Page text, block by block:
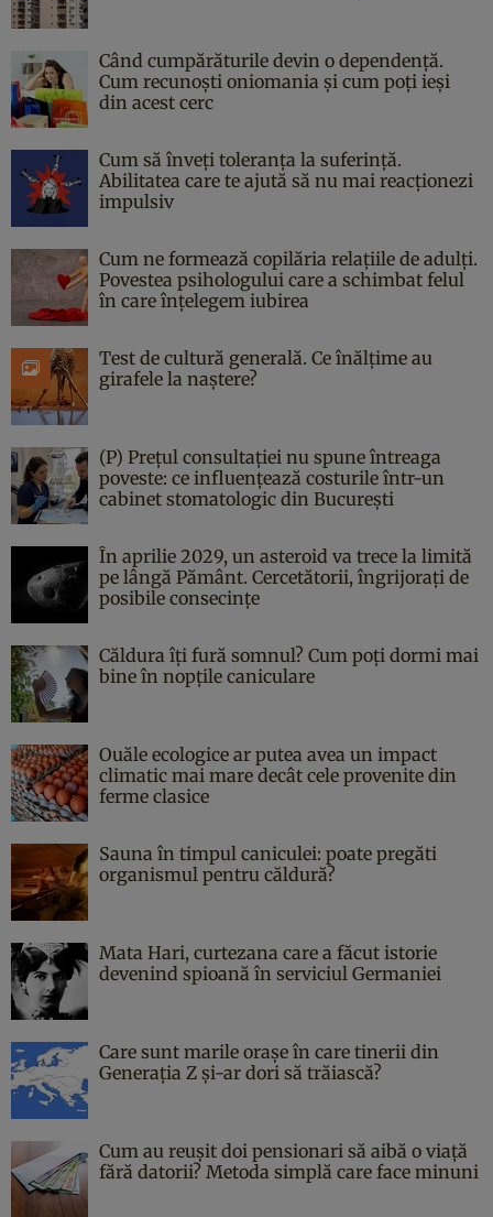
Când cumpărăturile devin o dependență.
Cum recunoști oniomania și cum poți ieși
din acest cerc
Cum să înveți toleranța la suferință.
Abilitatea care te ajută să nu mai reacționezi
impulsiv
Cum ne formează copilăria relațiile de adulți.
Povestea psihologului care a schimbat felul
în care înțelegem iubirea
Test de cultură generală. Ce înălțime au
girafele la naștere?
(P) Prețul consultației nu spune întreaga
poveste: ce influențează costurile într-un
cabinet stomatologic din București
În aprilie 2029, un asteroid va trece la limită
pe lângă Pământ. Cercetătorii, îngrijorați de
posibile consecințe
Căldura îți fură somnul? Cum poți dormi mai
bine în nopțile caniculare
Ouăle ecologice ar putea avea un impact
climatic mai mare decât cele provenite din
ferme clasice
Sauna în timpul caniculei: poate pregăti
organismul pentru căldură?
Mata Hari, curtezana care a făcut istorie
devenind spioană în serviciul Germaniei
Care sunt marile orașe în care tinerii din
Generația Z și-ar dori să trăiască?
Cum au reușit doi pensionari să aibă o viață
fără datorii? Metoda simplă care face minuni